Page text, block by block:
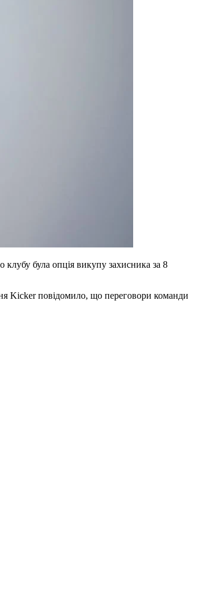
була опція викупу захисника за 8
Kicker повідомило, що переговори команди